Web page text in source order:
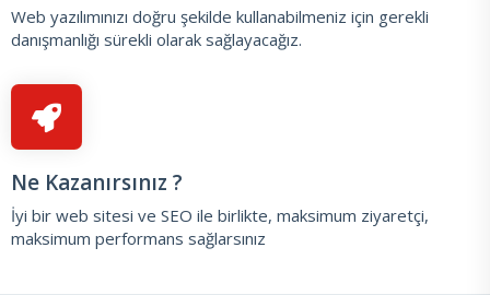
Web yazılımınızı doğru şekilde kullanabilmeniz için gerekli
danışmanlığı sürekli olarak sağlayacağız.
Ne Kazanırsınız ?
İyi bir web sitesi ve SEO ile birlikte, maksimum ziyaretçi,
maksimum performans sağlarsınız